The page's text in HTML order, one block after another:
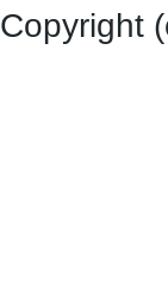
Copyright